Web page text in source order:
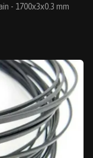
- 1700x3x0.3 mm